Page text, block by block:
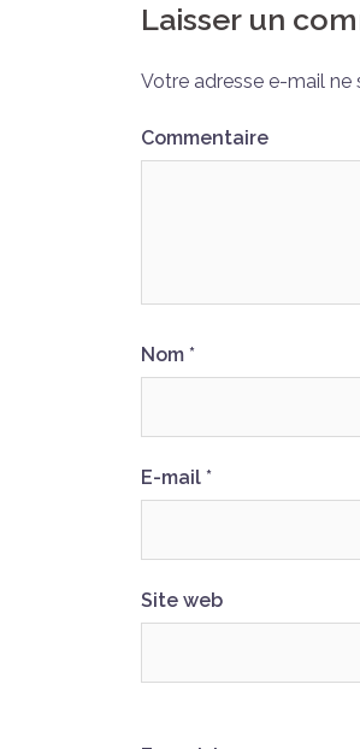
Laisser un
Votre adresse e-mail ne
Commentaire
Nom *
E-mail *
Site web